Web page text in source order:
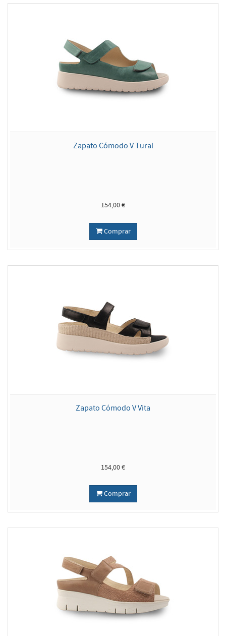
Zapato Cómodo V Tural
154,00 €
Comprar
Zapato Cómodo V Vita
154,00 €
Comprar